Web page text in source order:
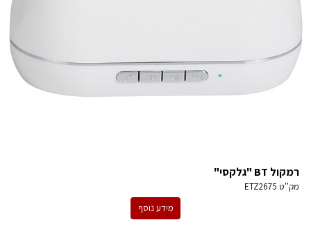
רמקול BT "גלקסי"
מק''ט ETZ2675
מידע נוסף